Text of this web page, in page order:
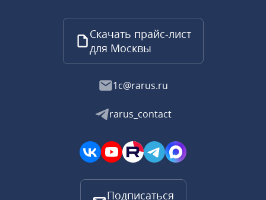
Скачать прайс-лист
для Москвы
1c@rarus.ru
rarus_contact
Подписаться